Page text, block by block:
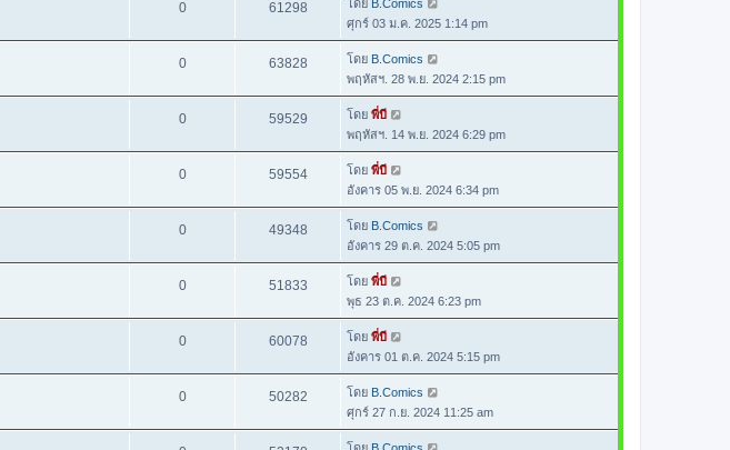
0 61298 โดย B.Comics
ศุกร์ 03 ม.ค. 2025 1:14 pm
0 63828 โดย B.Comics
พฤหัสฯ. 28 พ.ย. 2024 2:15 pm
0 59529 โดย พี่บี
พฤหัสฯ. 14 พ.ย. 2024 6:29 pm
0 59554 โดย พี่บี
อังคาร 05 พ.ย. 2024 6:34 pm
0 49348 โดย B.Comics
อังคาร 29 ต.ค. 2024 5:05 pm
0 51833 โดย พี่บี
พุธ 23 ต.ค. 2024 6:23 pm
0 60078 โดย พี่บี
อังคาร 01 ต.ค. 2024 5:15 pm
0 50282 โดย B.Comics
ศุกร์ 27 ก.ย. 2024 11:25 am